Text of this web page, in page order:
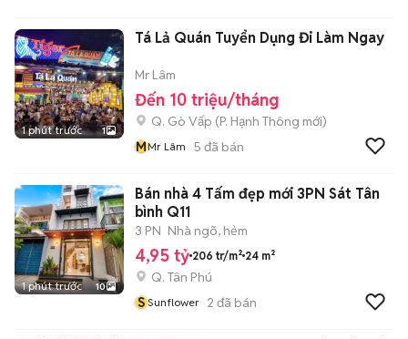
1 phút trước 1
Tá Lả Quán Tuyển Dụng Đi Làm Ngay
Mr Lâm
Đến 10 triệu/tháng
Q. Gò Vấp (P. Hạnh Thông mới)
MMr Lâm 5 đã bán
1 phút trước 10
Bán nhà 4 Tấm đẹp mới 3PN Sát Tân
bình Q11
3 PN Nhà ngõ, hẻm
4,95 tỷ 206 tr/m² 24 m²
Q. Tân Phú
S Sunflower 2 đã bán